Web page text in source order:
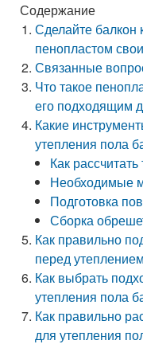
Содержание
Сделайте
пенопластом
Связанные
Что такое
его подходящим
Какие
утепления пола
Как
Необходимые
Подготовка
Сборка
Как правильно
перед
Как выбрать
утепления пола
Как правильно
для утепления